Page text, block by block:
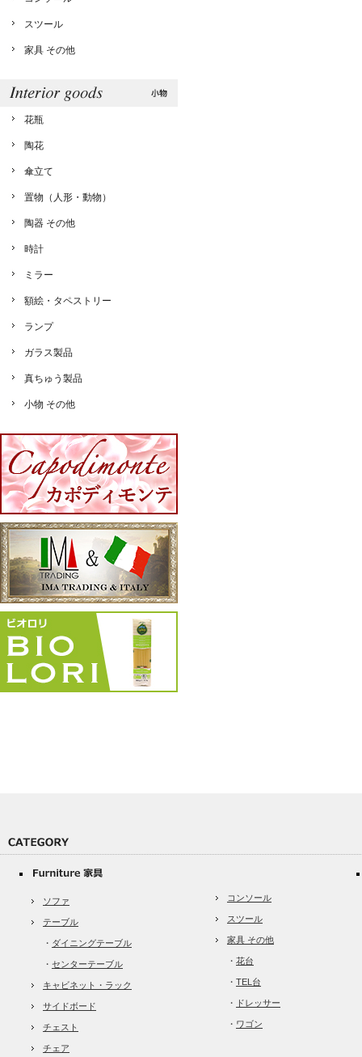
スツール
家具 その他
花瓶
陶花
傘立て
置物（人形・動物）
陶器 その他
時計
ミラー
額絵・タペストリー
ランプ
ガラス製品
真ちゅう製品
小物 その他
ソファ
テーブル
・ ダイニングテーブル
・ センターテーブル
キャビネット・ラック
サイドボード
チェスト
チェア
コンソール
スツール
家具 その他
・ 花台
・ TEL台
・ ドレッサー
・ ワゴン